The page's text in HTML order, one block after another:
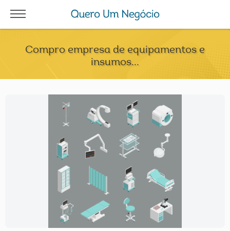
Compro empresa de equipamentos e
insumos...